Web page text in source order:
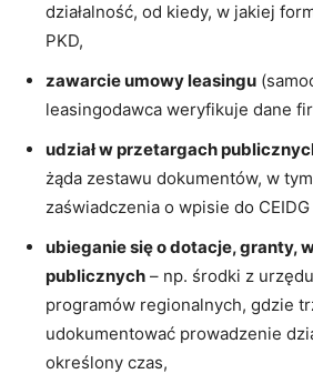
działalność, od kiedy, w jakiej
PKD,
zawarcie umowy leasingu
leasingodawca weryfikuje dane
udział w przetargach
żąda zestawu dokumentów, w
zaświadczenia o wpisie do CEIDG
ubieganie się o dotacje, granty,
publicznych – np. środki z
programów regionalnych, gdzie
udokumentować prowadzenie
określony czas,